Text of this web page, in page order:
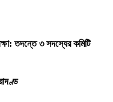
তদন্তে ৩ সদস্যের কমিটি